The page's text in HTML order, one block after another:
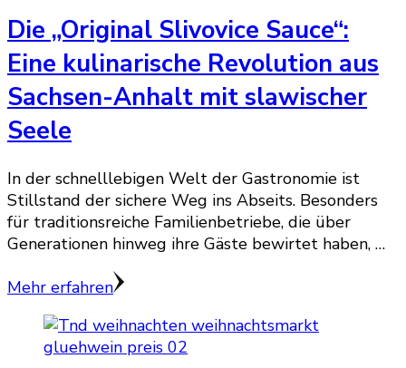
Die „Original Slivovice Sauce“:
Eine kulinarische Revolution aus
Sachsen-Anhalt mit slawischer
Seele
In der schnelllebigen Welt der Gastronomie ist
Stillstand der sichere Weg ins Abseits. Besonders
für traditionsreiche Familienbetriebe, die über
Generationen hinweg ihre Gäste bewirtet haben, …
Mehr erfahren